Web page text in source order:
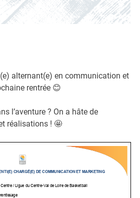
alternant(e) en communication et
rentrée 😊
l’aventure ? On a hâte de
réalisations ! 🤩